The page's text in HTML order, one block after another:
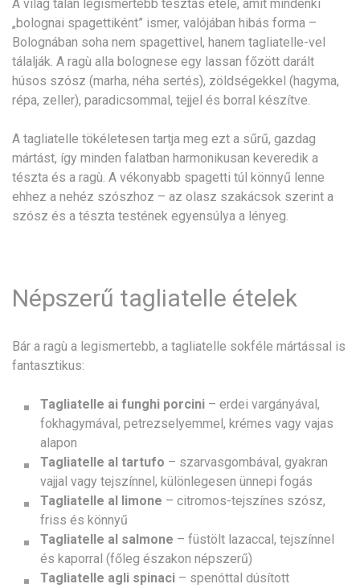
A világ talán legismertebb tésztás étele, amit mindenki
„bolognai spagettiként” ismer, valójában hibás forma –
Bolognában soha nem spagettivel, hanem tagliatelle-vel
tálalják. A ragù alla bolognese egy lassan főzött darált
húsos szósz (marha, néha sertés), zöldségekkel (hagyma,
répa, zeller), paradicsommal, tejjel és borral készítve.
A tagliatelle tökéletesen tartja meg ezt a sűrű, gazdag
mártást, így minden falatban harmonikusan keveredik a
tészta és a ragù. A vékonyabb spagetti túl könnyű lenne
ehhez a nehéz szószhoz – az olasz szakácsok szerint a
szósz és a tészta testének egyensúlya a lényeg.
Népszerű tagliatelle ételek
Bár a ragù a legismertebb, a tagliatelle sokféle mártással is
fantasztikus:
Tagliatelle ai funghi porcini – erdei vargányával,
fokhagymával, petrezselyemmel, krémes vagy vajas
alapon
Tagliatelle al tartufo – szarvasgombával, gyakran
vajjal vagy tejszínnel, különlegesen ünnepi fogás
Tagliatelle al limone – citromos-tejszínes szósz,
friss és könnyű
Tagliatelle al salmone – füstölt lazaccal, tejszínnel
és kaporral (főleg északon népszerű)
Tagliatelle agli spinaci – spenóttal dúsított